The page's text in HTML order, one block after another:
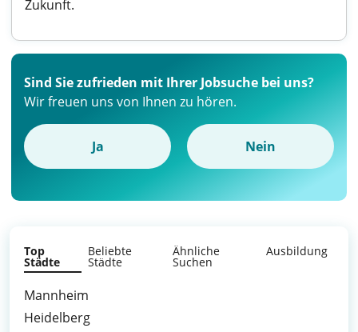
Zukunft.
Sind Sie zufrieden mit Ihrer Jobsuche bei uns?
Wir freuen uns von Ihnen zu hören.
Ja Nein
Top
Städte
Beliebte
Städte
Ähnliche
Suchen
Ausbildung
Mannheim
Heidelberg